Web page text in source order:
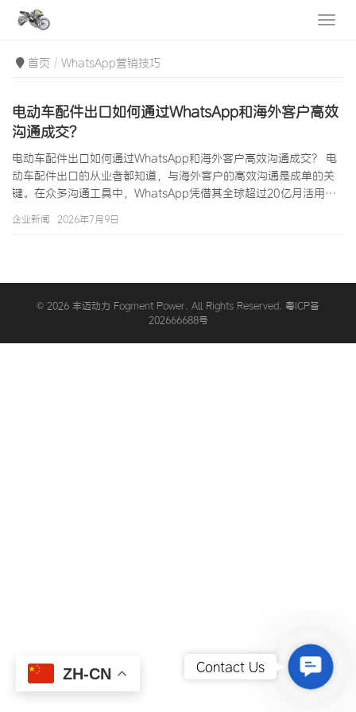
首页 WhatsApp营销技巧
电动车配件出口如何通过WhatsApp和海外客户高效
沟通成交？
电动车配件出口如何通过WhatsApp和海外客户高效沟通成交？ 电
动车配件出口的从业者都知道，与海外客户的高效沟通是成单的关
键。在众多沟通工具中，WhatsApp凭借其全球超过20亿月活用户
口主要目标市场的高渗透率，已经成为跨境电商和外贸B2B领域最
递产品信息，更直接关系到订单转化率和客户复购率。本文将系统
介绍电动车配…
企业新闻 2026年7月9日
© 2026 丰迈动力 Fogment Power. All Rights Reserved. 粤ICP备
202666688号
ZH-CN Contact Us